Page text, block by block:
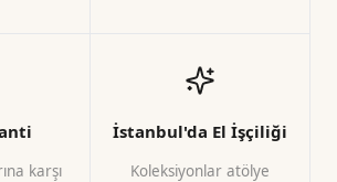
karşı
İstanbul'da El İşçiliği
Koleksiyonlar atölye